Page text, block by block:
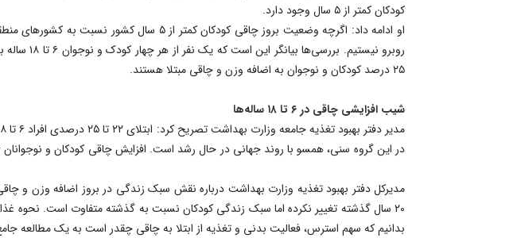
کودکان کمتر از ۵ سال وجود دارد.
۲۵ درصد کودکان و نوجوان به اضافه وزن و چاقی مبتلا هستند.
شیب افزایشی چاقی در ۶ تا ۱۸ ساله‌ها
۲۰ سال گذشته تغییر نکرده اما سبک زندگی کودکان نسبت به گذشته متفاوت است. نحوه
بدانیم که سهم استرس، فعالیت بدنی و تغذیه از ابتلا به چاقی چقدر است به یک مطالعه جامع